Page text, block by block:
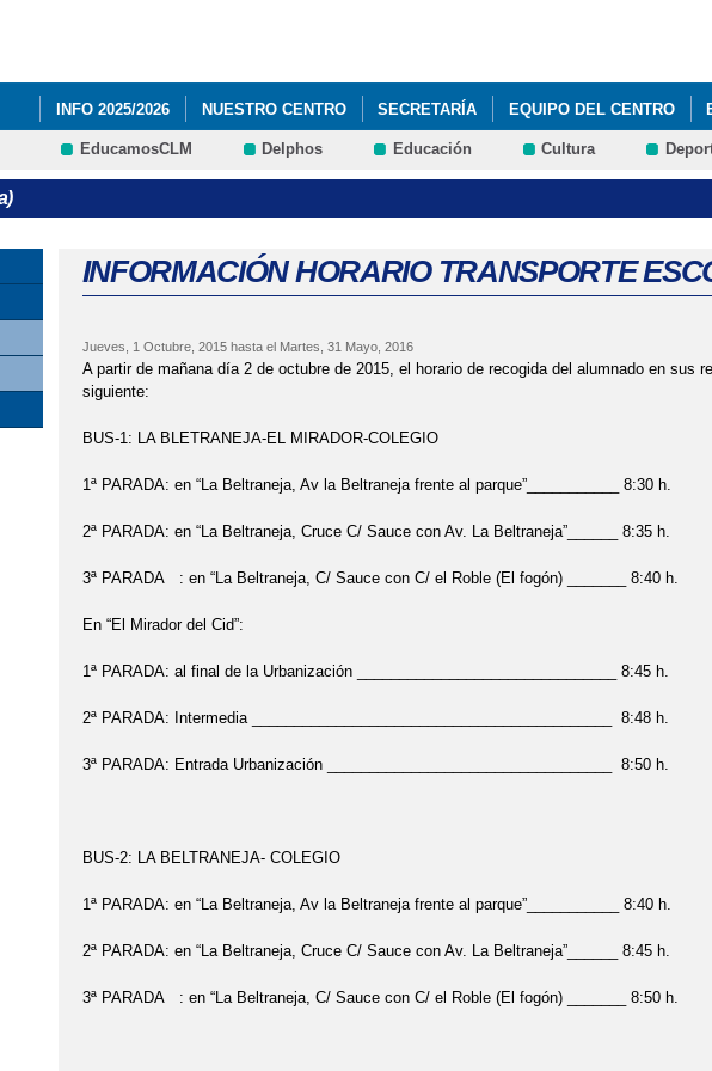
INFO 2025/2026 NUESTRO CENTRO SECRETARÍA EQUIPO DEL CENTRO
CARNAVAL 2023/2024 ESCULTURAS DE ANIMALES PLAN DE EMERGENCIA
EducamosCLM Delphos Educación Cultura
INFORMACIÓN HORARIO TRANSPORTE
Jueves, 1 Octubre, 2015hasta el Martes, 31 Mayo, 2016
A partir de mañana día 2 de octubre de 2015, el horario de recogida del alumnado en sus
siguiente:
BUS-1: LA BLETRANEJA-EL MIRADOR-COLEGIO
1ª PARADA: en “La Beltraneja, Av la Beltraneja frente al parque”___________ 8:30 h.
2ª PARADA: en “La Beltraneja, Cruce C/ Sauce con Av. La Beltraneja”______ 8:35 h.
3ª PARADA : en “La Beltraneja, C/ Sauce con C/ el Roble (El fogón) _______ 8:40 h.
En “El Mirador del Cid”:
1ª PARADA: al final de la Urbanización _______________________________ 8:45 h.
2ª PARADA: Intermedia ___________________________________________ 8:48 h.
3ª PARADA: Entrada Urbanización __________________________________ 8:50 h.
BUS-2: LA BELTRANEJA- COLEGIO
1ª PARADA: en “La Beltraneja, Av la Beltraneja frente al parque”___________ 8:40 h.
2ª PARADA: en “La Beltraneja, Cruce C/ Sauce con Av. La Beltraneja”______ 8:45 h.
3ª PARADA : en “La Beltraneja, C/ Sauce con C/ el Roble (El fogón) _______ 8:50 h.